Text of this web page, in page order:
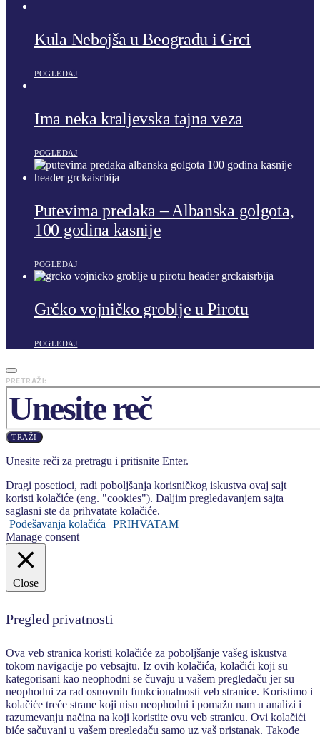
Kula Nebojša u Beogradu i Grci
POGLEDAJ
Ima neka kraljevska tajna veza
POGLEDAJ
Putevima predaka – Albanska golgota,
100 godina kasnije
POGLEDAJ
Grčko vojničko groblje u Pirotu
POGLEDAJ
PRETRAŽI:
TRAŽI
Unesite reči za pretragu i pritisnite Enter.
Dragi posetioci, radi poboljšanja korisničkog iskustva ovaj sajt
koristi kolačiće (eng. "cookies"). Daljim pregledavanjem sajta
saglasni ste da prihvatate kolačiće.
Podešavanja kolačića
PRIHVATAM
Manage consent
Close
Pregled privatnosti
Ova veb stranica koristi kolačiće za poboljšanje vašeg iskustva
tokom navigacije po vebsajtu. Iz ovih kolačića, kolačići koji su
kategorisani kao neophodni se čuvaju u vašem pregledaču jer su
neophodni za rad osnovnih funkcionalnosti veb stranice. Koristimo i
kolačiće treće strane koji nisu neophodni i pomažu nam u analizi i
razumevanju načina na koji koristite ovu veb stranicu. Ovi kolačići
biće sačuvani u vašem pregledaču samo uz vaš pristanak. Takođe